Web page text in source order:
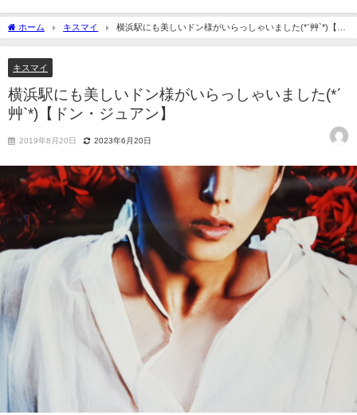
ホーム キスマイ
横浜駅にも美しいドン様がいらっしゃいました(*ˊ艸`*)【ド
ン・ジュアン】
キスマイ
横浜駅にも美しいドン様がいらっしゃいました(*ˊ
艸`*)【ドン・ジュアン】
2019年8月20日 2023年6月20日